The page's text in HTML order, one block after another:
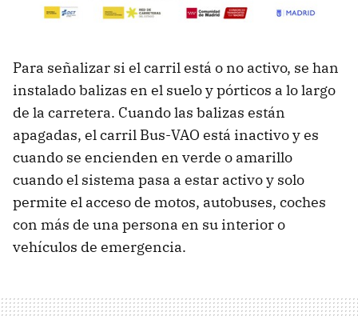
Para señalizar si el carril está o no activo, se han
instalado balizas en el suelo y pórticos a lo largo
de la carretera. Cuando las balizas están
apagadas, el carril Bus-VAO está inactivo y es
cuando se encienden en verde o amarillo
cuando el sistema pasa a estar activo y solo
permite el acceso de motos, autobuses, coches
con más de una persona en su interior o
vehículos de emergencia.